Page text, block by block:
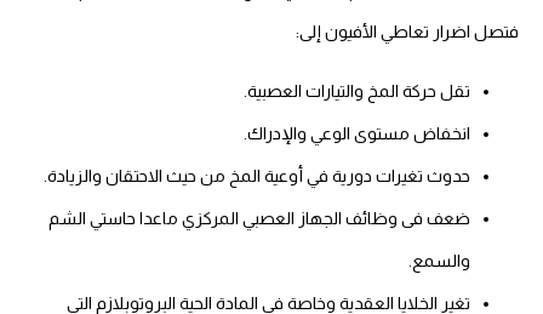
فتصل اضرار تعاطي الأفيون إلى:
تقل حركة المخ والتيارات العصبية.
انخفاض مستوى الوعي والإدراك.
حدوث تغيرات دورية في أوعية المخ من حيث الاحتقان والزيادة.
ضعف فى وظائف الجهاز العصبي المركزي ماعدا حاستي الشم
والسمع.
تغير الخلايا العقدية وخاصة في المادة الحية البروتوبلازم التي